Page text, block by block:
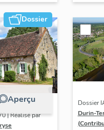
Dossier
Aperçu
| Réalisé par
Dossier
Durin-